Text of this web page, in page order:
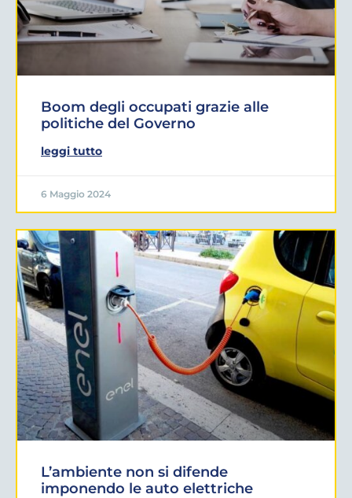
Boom degli occupati grazie alle
politiche del Governo
leggi tutto
6 Maggio 2024
L’ambiente non si difende
imponendo le auto elettriche